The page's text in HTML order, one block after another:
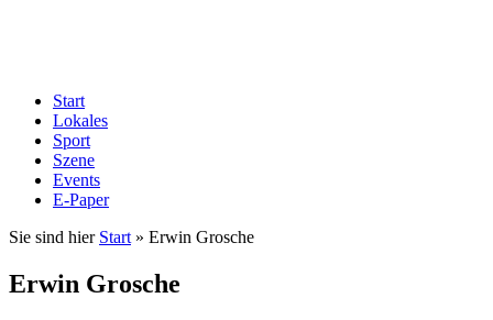
Start
Lokales
Sport
Szene
Events
E-Paper
Sie sind hier Start » Erwin Grosche
Erwin Grosche